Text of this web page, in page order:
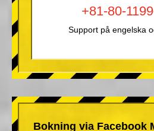
+81-80-
Support på engelska
Bokning via Facebook